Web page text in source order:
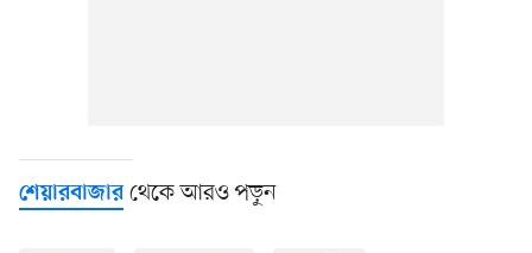
শেয়ারবাজারথেকে আরও পড়ুন